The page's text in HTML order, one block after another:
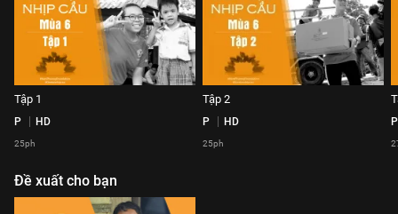
Tập 1
P HD
25ph
Tập 2
P HD
25ph
P
Đề xuất cho bạn